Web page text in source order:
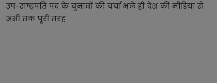
उप-राष्ट्रपति पद के चुनावों की चर्चा भले ही देश की मीडिया से
अभी तक पूरी तरह